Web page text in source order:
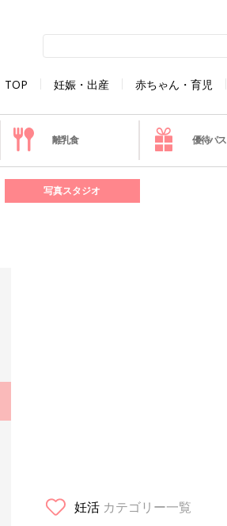
TOP 妊娠・出産 赤ちゃん・育児
離乳食 優待パス
写真スタジオ
妊活 カテゴリー一覧